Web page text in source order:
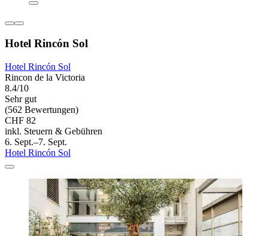
Hotel Rincón Sol
Hotel Rincón Sol
Rincon de la Victoria
8.4/10
Sehr gut
(562 Bewertungen)
CHF 82
inkl. Steuern & Gebühren
6. Sept.–7. Sept.
Hotel Rincón Sol